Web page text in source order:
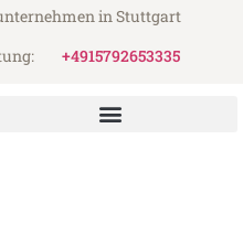
in Stuttgart
+4915792653335